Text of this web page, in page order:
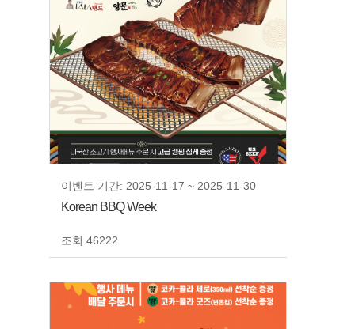
이벤트 기간: 2025-11-17 ~ 2025-11-30
Korean BBQ Week
조회 46222